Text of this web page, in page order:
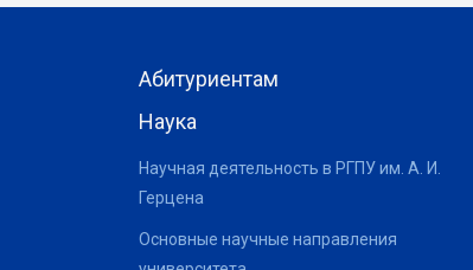
Абитуриентам
Наука
Научная деятельность в РГПУ им. А. И.
Герцена
Основные научные направления